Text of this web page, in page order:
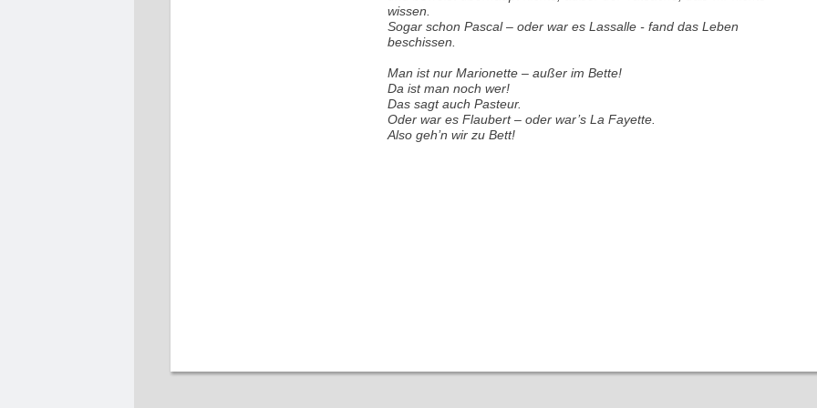
wissen.
Sogar schon Pascal – oder war es Lassalle - fand das Leben
beschissen.
Man ist nur Marionette – außer im Bette!
Da ist man noch wer!
Das sagt auch Pasteur.
Oder war es Flaubert – oder war’s La Fayette.
Also geh’n wir zu Bett!